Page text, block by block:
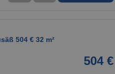
504 € 32 m²
504 €